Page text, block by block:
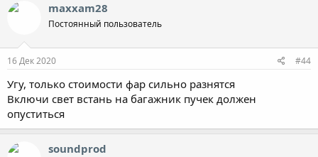
maxxam28
Постоянный пользователь
16 Дек 2020 #44
Угу, только стоимости фар сильно разнятся
Включи свет встань на багажник пучек должен
опуститься
soundprod